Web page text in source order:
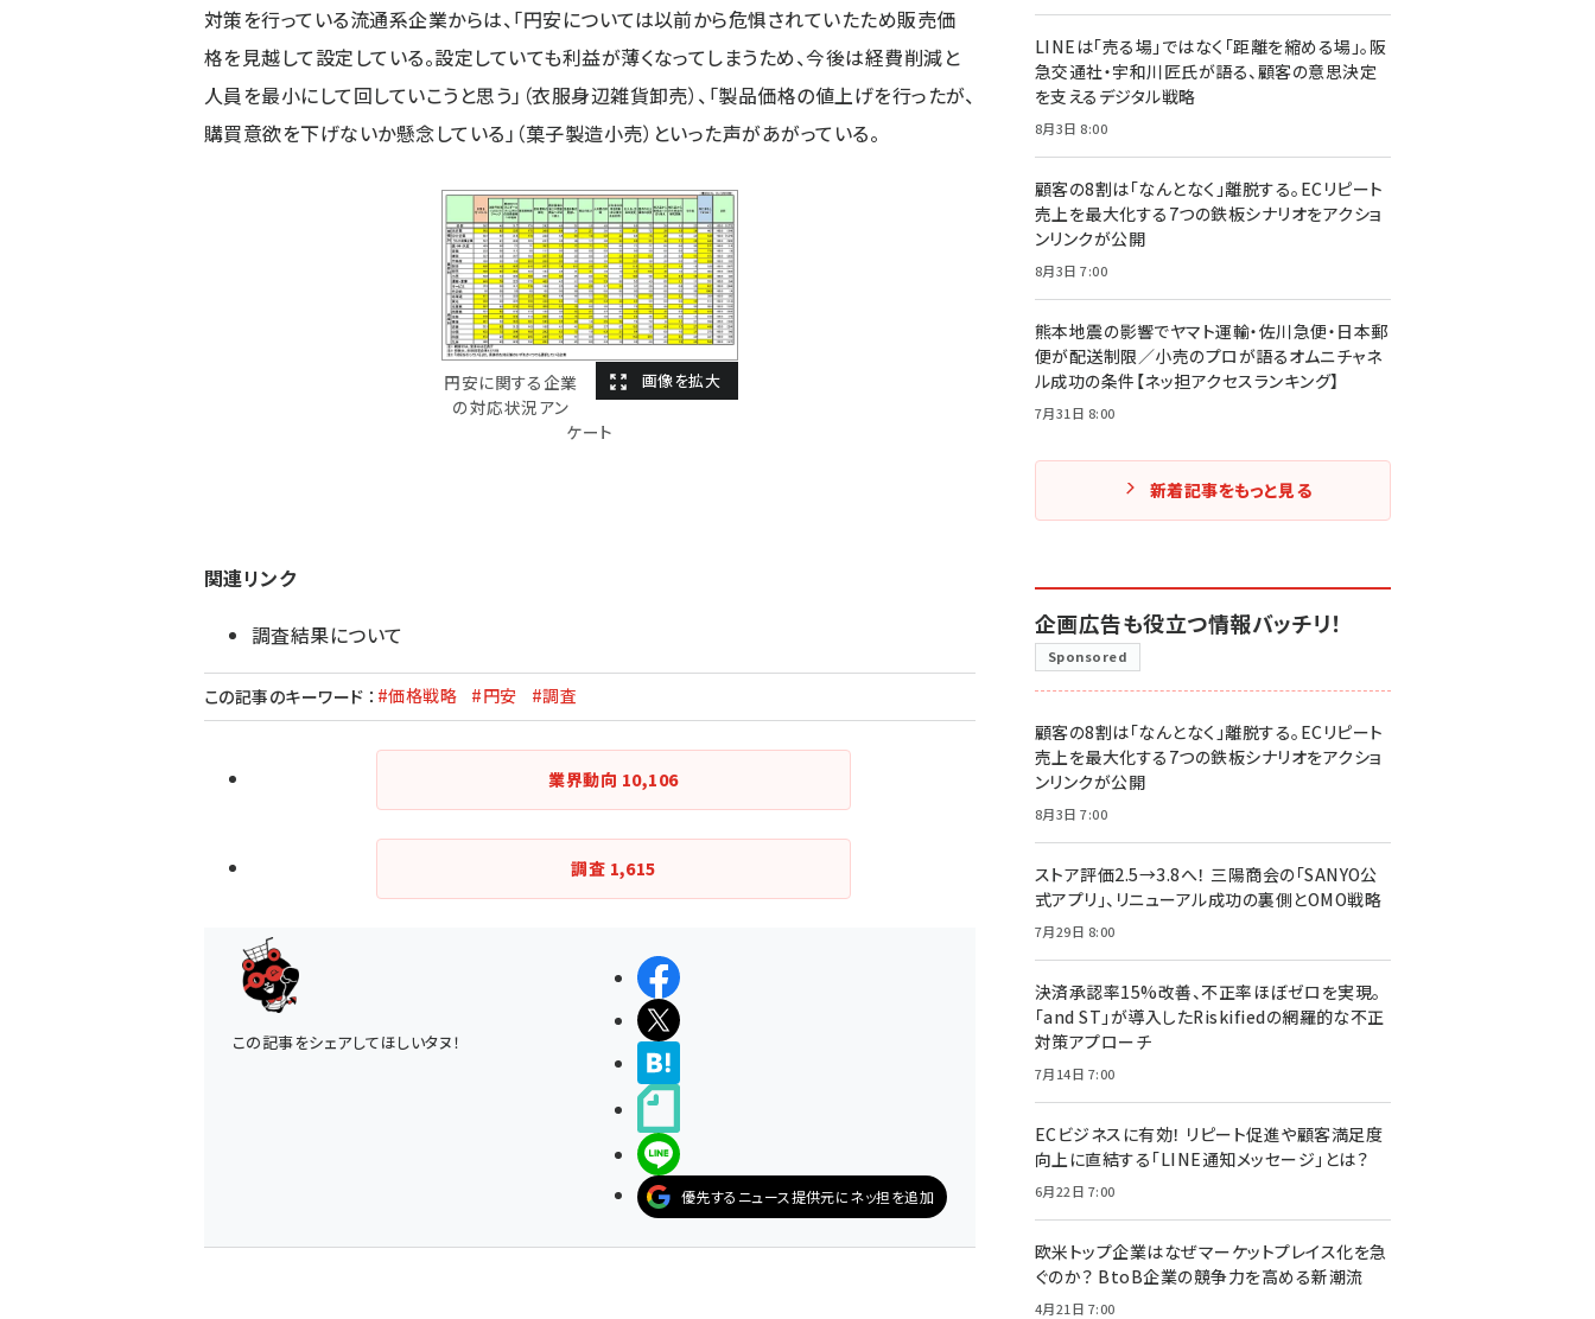
対策を行っている流通系企業からは、「円安については以前から危惧されていたため販売価
格を見越して設定している。設定していても利益が薄くなってしまうため、今後は経費削減と
人員を最小にして回していこうと思う」（衣服身辺雑貨卸売）、「製品価格の値上げを行ったが、
購買意欲を下げないか懸念している」（菓子製造小売）といった声があがっている。
円安に関する企業
の対応状況アン
ケート
関連リンク
調査結果について
この記事のキーワード ： #価格戦略 #円安 #調査
業界動向 10,106
調査 1,615
この記事をシェアしてほしいタヌ！
優先するニュース提供元にネッ担を追加
LINEは「売る場」ではなく「距離を縮める場」。阪
急交通社・宇和川匠氏が語る、顧客の意思決定
を支えるデジタル戦略
8月3日 8:00
顧客の8割は「なんとなく」離脱する。ECリピート
売上を最大化する7つの鉄板シナリオをアクショ
ンリンクが公開
8月3日 7:00
熊本地震の影響でヤマト運輸・佐川急便・日本郵
便が配送制限／小売のプロが語るオムニチャネ
ル成功の条件【ネッ担アクセスランキング】
7月31日 8:00
新着記事をもっと見る
企画広告も役立つ情報バッチリ！
Sponsored
顧客の8割は「なんとなく」離脱する。ECリピート
売上を最大化する7つの鉄板シナリオをアクショ
ンリンクが公開
8月3日 7:00
ストア評価2.5→3.8へ！ 三陽商会の「SANYO公
式アプリ」、リニューアル成功の裏側とOMO戦略
7月29日 8:00
決済承認率15%改善、不正率ほぼゼロを実現。
「and ST」が導入したRiskifiedの網羅的な不正
対策アプローチ
7月14日 7:00
ECビジネスに有効！ リピート促進や顧客満足度
向上に直結する「LINE通知メッセージ」とは？
6月22日 7:00
欧米トップ企業はなぜマーケットプレイス化を急
ぐのか？ BtoB企業の競争力を高める新潮流
4月21日 7:00